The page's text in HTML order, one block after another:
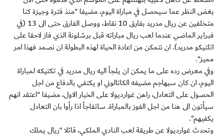
بغض النظر عما سيحصل في مباراة اليوم، مضيفا "منذ فترة وجيزة كنا
متخلفين عن ريال مدريد بفارق 10 نقاط، ووصل الفارق حتى الى 13 (في
فبراير الماضي عندما لعب ريال مباراته قبل برشلونة الذي فاز لاحقا على
اتلتيكو مدريد). ان نتمكن من اعادة الحياة لهذه البطولة ان نصمد فهذا امر
مميز".
وفي معرض رده على ما يمكن ان يلجأ اليه ريال مدريد في تكتيكه لمباراة
اليوم، ان كان سيهاجم مضيفه الكاتالوني او يكتفي بالدفاع من اجل
الحصول على التعادل، راهن غوارديولا على الخيار الاول، مضيفا "اعتقد انهم
سيأتون الى هنا من اجل الفوز بالمباراة. ساتفاجأ اذا رأوا بان التعادل
يكفيهم".
وتحدث غوارديولا عن طريقة لعب النادي الملكي، قائلا "ريال يملك